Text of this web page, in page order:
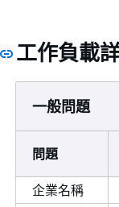
工作負載
一般問題
問題
企業名稱